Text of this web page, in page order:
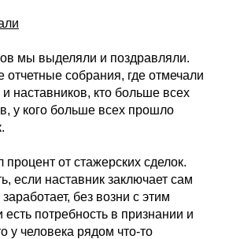
мы выделяли и поздравляли.
собрания, где отмечали
наставников, кто больше всех
у кого больше всех прошло
от стажерских сделок.
если наставник заключает сам
без возни с этим
потребность в признании и
у человека рядом что-то